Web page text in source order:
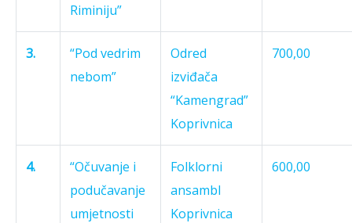
Riminiju”
3.
“Pod vedrim
nebom”
Odred
izviđača
“Kamengrad”
Koprivnica
700,00
4.
“Očuvanje i
podučavanje
umjetnosti
Folklorni
ansambl
Koprivnica
600,00